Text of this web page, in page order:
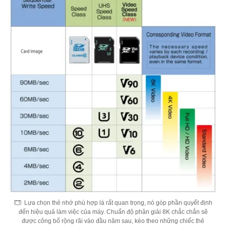
Lựa chọn thẻ nhớ phù hợp là rất quan trọng, nó góp phần quyết định
đến hiệu quả làm việc của máy. Chuẩn độ phân giải 8K chắc chắn sẽ
được công bố rộng rãi vào đầu năm sau, kéo theo những chiếc thẻ